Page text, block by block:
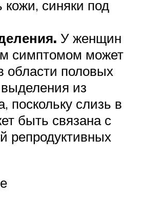
кожи, синяки под
У женщин
симптомом может
области половых
из
поскольку слизь в
быть связана с
репродуктивных